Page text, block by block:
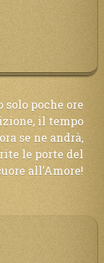
solo poche ore
il tempo
se ne andrà,
le porte del
all’Amore!